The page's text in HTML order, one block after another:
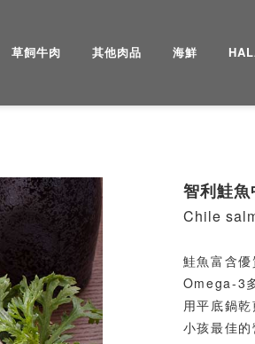
草飼牛肉 其他肉品 海鮮
Next 智利鮭
Chile
鮭魚富含
Omega-3
用平底鍋
小孩最佳的